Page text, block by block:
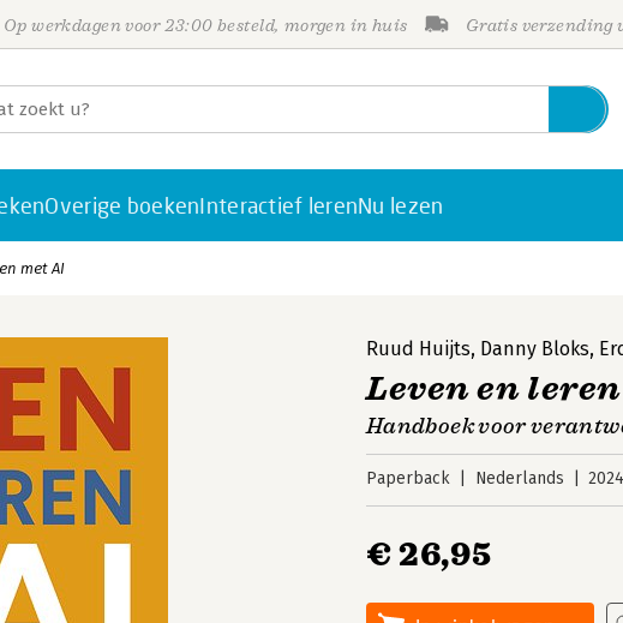
Op werkdagen voor 23:00 besteld, morgen in huis Gratis verzending
Overige boekenInteractief lerenNu lezen
met AI
Ruud Huijts, Danny Bloks,
Leven en
Handboek voor
Paperback Nederlands
€ 26,95